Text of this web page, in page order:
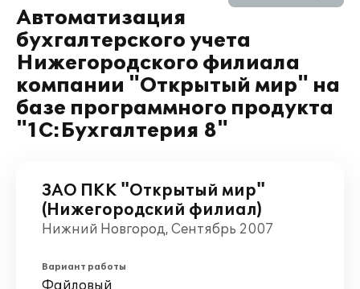
Автоматизация
бухгалтерского учета
Нижегородского филиала
компании "Открытый мир" на
базе программного продукта
"1С:Бухгалтерия 8"
ЗАО ПКК "Открытый мир"
(Нижегородский филиал)
Нижний Новгород, Сентябрь 2007
Вариант работы
Файловый